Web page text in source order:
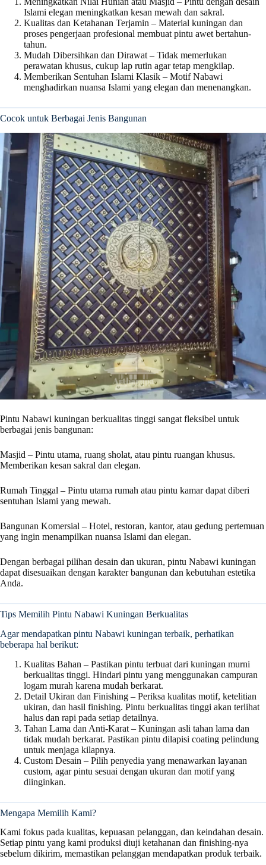
Islami elegan meningkatkan kesan mewah dan sakral.
Kualitas dan Ketahanan Terjamin – Material kuningan dan
proses pengerjaan profesional membuat pintu awet bertahun-
tahun.
Mudah Dibersihkan dan Dirawat – Tidak memerlukan
perawatan khusus, cukup lap rutin agar tetap mengkilap.
Memberikan Sentuhan Islami Klasik – Motif Nabawi
menghadirkan nuansa Islami yang elegan dan menenangkan.
Cocok untuk Berbagai Jenis Bangunan
Pintu Nabawi kuningan berkualitas tinggi sangat fleksibel untuk
berbagai jenis bangunan:
Masjid – Pintu utama, ruang sholat, atau pintu ruangan khusus.
Memberikan kesan sakral dan elegan.
Rumah Tinggal – Pintu utama rumah atau pintu kamar dapat diberi
sentuhan Islami yang mewah.
Bangunan Komersial – Hotel, restoran, kantor, atau gedung pertemuan
yang ingin menampilkan nuansa Islami dan elegan.
Dengan berbagai pilihan desain dan ukuran, pintu Nabawi kuningan
dapat disesuaikan dengan karakter bangunan dan kebutuhan estetika
Anda.
Tips Memilih Pintu Nabawi Kuningan Berkualitas
Agar mendapatkan pintu Nabawi kuningan terbaik, perhatikan
beberapa hal berikut:
Kualitas Bahan – Pastikan pintu terbuat dari kuningan murni
berkualitas tinggi. Hindari pintu yang menggunakan campuran
logam murah karena mudah berkarat.
Detail Ukiran dan Finishing – Periksa kualitas motif, ketelitian
ukiran, dan hasil finishing. Pintu berkualitas tinggi akan terlihat
halus dan rapi pada setiap detailnya.
Tahan Lama dan Anti-Karat – Kuningan asli tahan lama dan
tidak mudah berkarat. Pastikan pintu dilapisi coating pelindung
untuk menjaga kilapnya.
Custom Desain – Pilih penyedia yang menawarkan layanan
custom, agar pintu sesuai dengan ukuran dan motif yang
diinginkan.
Mengapa Memilih Kami?
Kami fokus pada kualitas, kepuasan pelanggan, dan keindahan desain.
Setiap pintu yang kami produksi diuji ketahanan dan finishing-nya
sebelum dikirim, memastikan pelanggan mendapatkan produk terbaik.